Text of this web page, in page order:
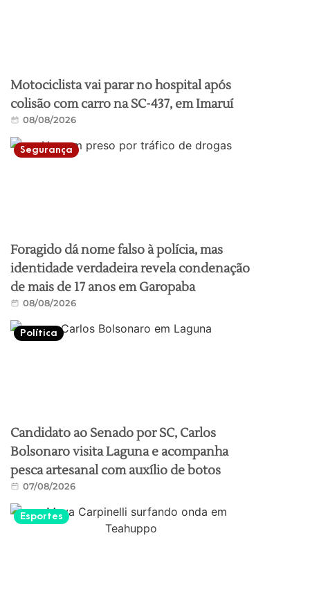
Motociclista vai parar no hospital após
colisão com carro na SC-437, em Imaruí
08/08/2026
Segurança
Foragido dá nome falso à polícia, mas
identidade verdadeira revela condenação
de mais de 17 anos em Garopaba
08/08/2026
Política
Candidato ao Senado por SC, Carlos
Bolsonaro visita Laguna e acompanha
pesca artesanal com auxílio de botos
07/08/2026
Esportes